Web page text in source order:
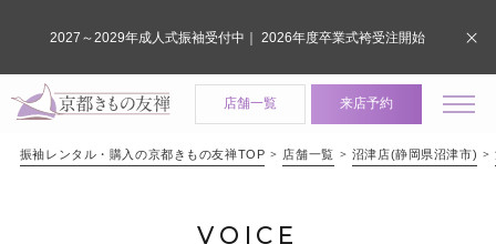
店舗一覧 来店予約
振袖レンタル・購入の京都きもの友禅TOP 店舗一覧 沼津店(静岡県沼津市)
VOICE
2027～2029年成人式振袖受付中｜ 2026年度卒業式袴受注開始